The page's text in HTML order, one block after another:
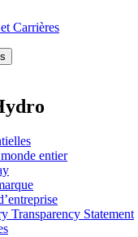
Carrières
entier
Transparency Statement